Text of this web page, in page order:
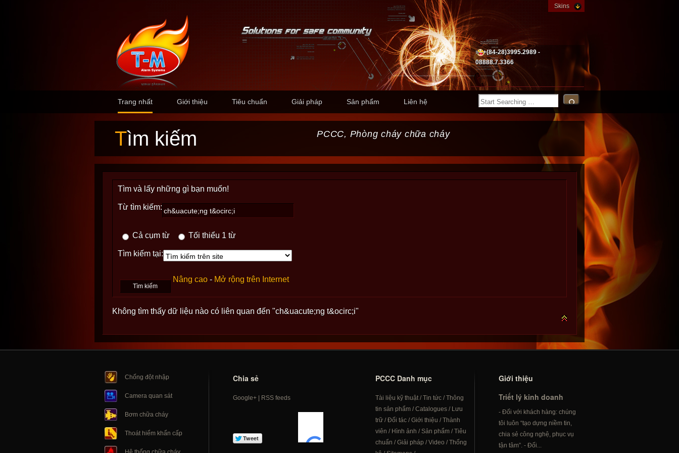
Skins
+(84-28)3995.2989 -
08888.7.3366
Trang nhất Giới thiệu Tiêu chuẩn Giải pháp Sản phẩm Liên hệ
Tìm kiếm PCCC, Phòng cháy chữa cháy
Tìm và lấy những gì bạn muốn!
Từ tìm kiếm:
Cả cụm từ Tối thiểu 1 từ
Tìm kiếm tại:
Nâng cao - Mở rộng trên Internet
Không tìm thấy dữ liệu nào có liên quan đến "ch&uacute;ng t&ocirc;i"
Chống đột nhập
Camera quan sát
Bơm chữa cháy
Thoát hiểm khẩn cấp
Chia sẻ
Google+| RSS feeds
PCCC Danh mục
Tài liệu kỹ thuật/Tin tức/Thông
tin sản phẩm/Catalogues/ Lưu
trữ/Đối tác/Giới thiệu /Thành
viên / Hình ảnh /Sản phẩm/Tiêu
chuẩn /Giải pháp /Video /Thống
Giới thiệu
Triết lý kinh doanh
- Đối với khách hàng: chúng
tôi luôn “tạo dựng niềm tin,
chia sẻ công nghệ, phục vụ
tận tâm”. - Đối...